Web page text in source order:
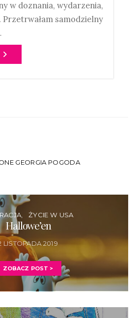
w doznania, wydarzenia,
Przetrwałam samodzielny
GEORGIA POGODA
ŻYCIE W USA
Hallowe’en
LISTOPADA 2019
ZOBACZ POST >